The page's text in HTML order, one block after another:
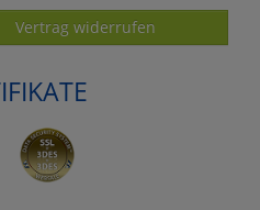
Vertrag widerrufen